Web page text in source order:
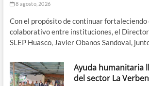
8 agosto, 2026
Con el propósito de continuar
colaborativo entre instituciones, el
SLEP Huasco, Javier Obanos Sandoval,
Ayuda humanitaria
del sector La